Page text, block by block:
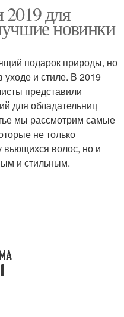
для
новинки
подарок природы, но
уходе и стиле. В 2019
представили
для обладательниц
мы рассмотрим самые
не только
вьющихся волос, но и
и стильным.